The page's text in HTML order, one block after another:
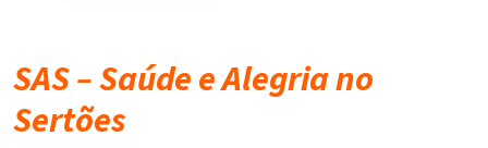
SAS – Saúde e Alegria no
Sertões